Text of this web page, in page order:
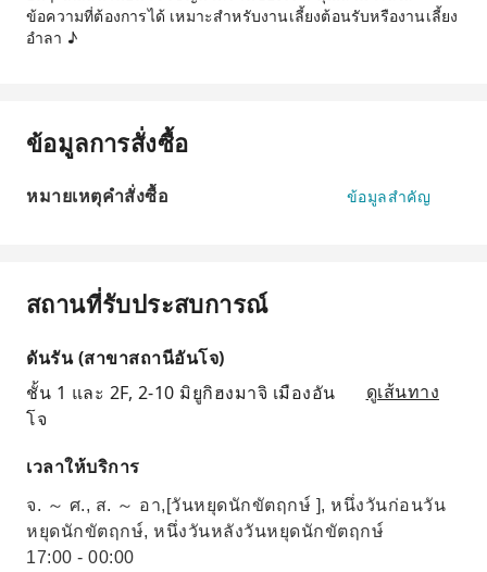
ข้อความที่ต้องการได้ เหมาะสำหรับงานเลี้ยงต้อนรับหรืองานเลี้ยง
อำลา ♪
ข้อมูลการสั่งซื้อ
หมายเหตุคำสั่งซื้อ ข้อมูลสำคัญ
สถานที่รับประสบการณ์
ดันรัน (สาขาสถานีอันโจ)
ชั้น 1 และ 2F, 2-10 มิยูกิฮงมาจิ เมืองอัน
โจ
ดูเส้นทาง
เวลาให้บริการ
จ. ～ ศ., ส. ～ อา,[วันหยุดนักขัตฤกษ์ ], หนึ่งวันก่อนวัน
หยุดนักขัตฤกษ์, หนึ่งวันหลังวันหยุดนักขัตฤกษ์
17:00 - 00:00